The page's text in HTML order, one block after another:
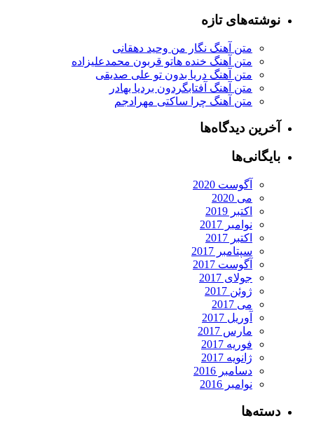
نوشته‌های تازه
متن آهنگ نگار من وحید دهقانی
متن آهنگ خنده هاتو قربون محمدعلیزاده
متن آهنگ دریا بدون تو علی صدیقی
متن آهنگ آفتابگردون بردیا بهادر
متن آهنگ چرا ساکتی مهرادجم
آخرین دیدگاه‌ها
بایگانی‌ها
آگوست 2020
می 2020
اکتبر 2019
نوامبر 2017
اکتبر 2017
سپتامبر 2017
آگوست 2017
جولای 2017
ژوئن 2017
می 2017
آوریل 2017
مارس 2017
فوریه 2017
ژانویه 2017
دسامبر 2016
نوامبر 2016
دسته‌ها